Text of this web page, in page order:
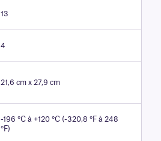
13
4
21,6 cm x 27,9 cm
-196 °C à +120 °C (-320,8 °F à 248
°F)